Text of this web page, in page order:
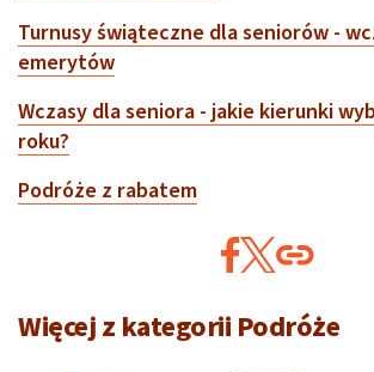
Turnusy świąteczne dla seniorów -
emerytów
Wczasy dla seniora - jakie kierunki
roku?
Podróże z rabatem
Więcej z kategorii Podróże